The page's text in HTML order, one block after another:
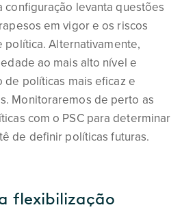
configuração levanta questões
em vigor e os riscos
política. Alternativamente,
ao mais alto nível e
de políticas mais eficaz e
Monitoraremos de perto as
com o PSC para determinar
de definir políticas futuras.
flexibilização